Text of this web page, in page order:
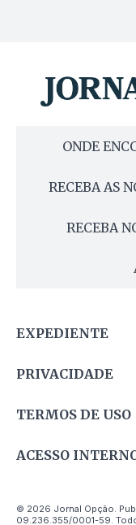
ONDE
RECEBA AS
RECEBA
EXPEDIENTE
PRIVACIDADE
TERMOS DE USO
ACESSO
© 2026 Jornal Opção.
09.236.355/0001-59.